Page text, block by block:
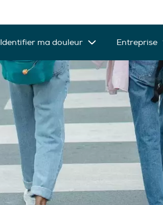
Identifier ma douleur Entreprise